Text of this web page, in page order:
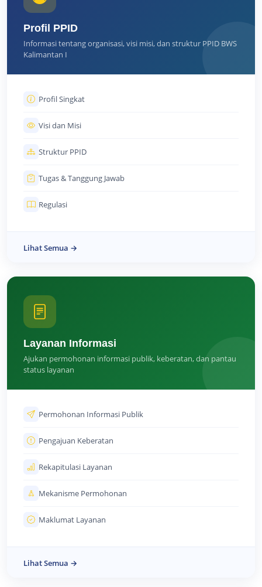
Profil PPID
Informasi tentang organisasi, visi misi, dan struktur PPID BWS
Kalimantan I
Profil Singkat
Visi dan Misi
Struktur PPID
Tugas & Tanggung Jawab
Regulasi
Lihat Semua →
Layanan Informasi
Ajukan permohonan informasi publik, keberatan, dan pantau
status layanan
Permohonan Informasi Publik
Pengajuan Keberatan
Rekapitulasi Layanan
Mekanisme Permohonan
Maklumat Layanan
Lihat Semua →